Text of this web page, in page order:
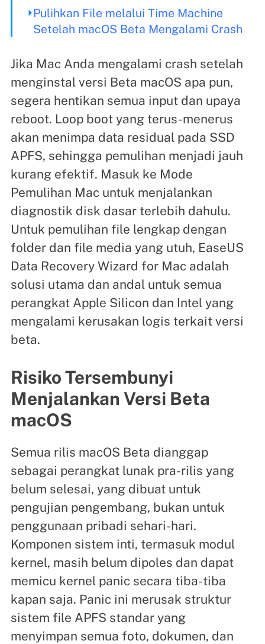
Pulihkan File melalui Time Machine
Setelah macOS Beta Mengalami Crash
Jika Mac Anda mengalami crash setelah
menginstal versi Beta macOS apa pun,
segera hentikan semua input dan upaya
reboot. Loop boot yang terus-menerus
akan menimpa data residual pada SSD
APFS, sehingga pemulihan menjadi jauh
kurang efektif. Masuk ke Mode
Pemulihan Mac untuk menjalankan
diagnostik disk dasar terlebih dahulu.
Untuk pemulihan file lengkap dengan
folder dan file media yang utuh, EaseUS
Data Recovery Wizard for Mac adalah
solusi utama dan andal untuk semua
perangkat Apple Silicon dan Intel yang
mengalami kerusakan logis terkait versi
beta.
Risiko Tersembunyi
Menjalankan Versi Beta
macOS
Semua rilis macOS Beta dianggap
sebagai perangkat lunak pra-rilis yang
belum selesai, yang dibuat untuk
pengujian pengembang, bukan untuk
penggunaan pribadi sehari-hari.
Komponen sistem inti, termasuk modul
kernel, masih belum dipoles dan dapat
memicu kernel panic secara tiba-tiba
kapan saja. Panic ini merusak struktur
sistem file APFS standar yang
menyimpan semua foto, dokumen, dan